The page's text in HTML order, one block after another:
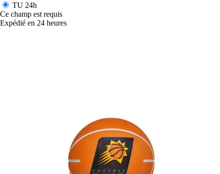
TU 24h
Ce champ est requis
Expédié en 24 heures